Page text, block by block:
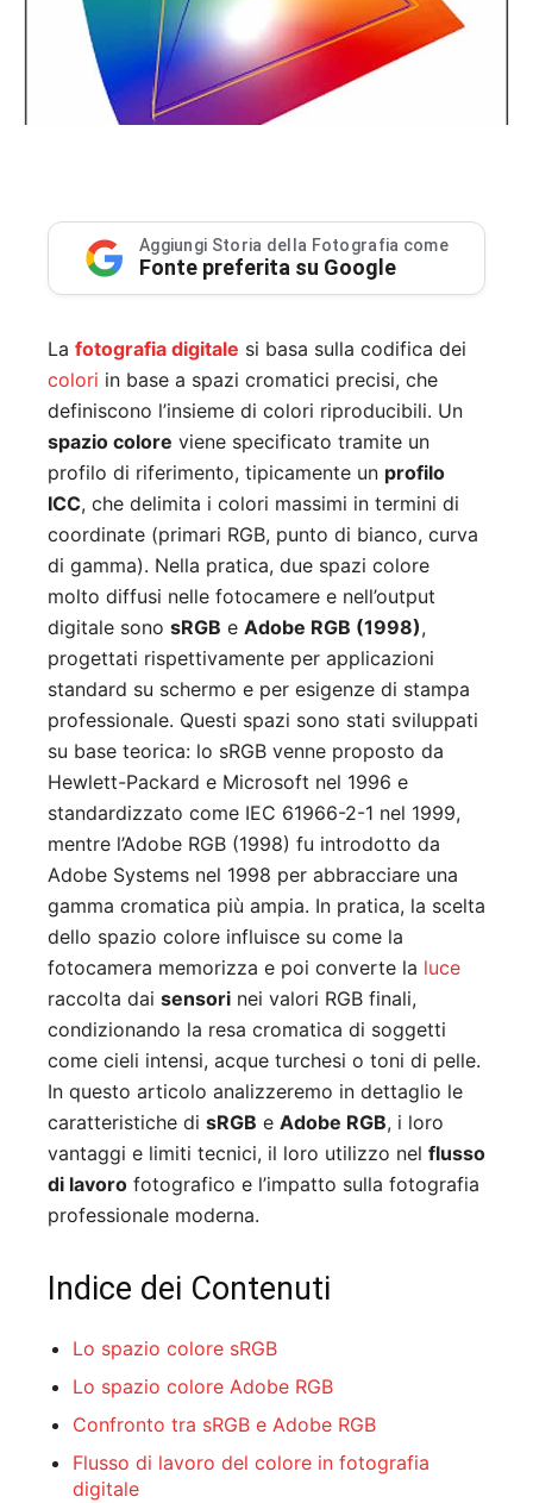
Aggiungi Storia della Fotografia come
Fonte preferita su Google
La fotografia digitale si basa sulla codifica dei
colori in base a spazi cromatici precisi, che
definiscono l’insieme di colori riproducibili. Un
spazio colore viene specificato tramite un
profilo di riferimento, tipicamente un profilo
ICC, che delimita i colori massimi in termini di
coordinate (primari RGB, punto di bianco, curva
di gamma). Nella pratica, due spazi colore
molto diffusi nelle fotocamere e nell’output
digitale sono sRGB e Adobe RGB (1998),
progettati rispettivamente per applicazioni
standard su schermo e per esigenze di stampa
professionale. Questi spazi sono stati sviluppati
su base teorica: lo sRGB venne proposto da
Hewlett-Packard e Microsoft nel 1996 e
standardizzato come IEC 61966-2-1 nel 1999,
mentre l’Adobe RGB (1998) fu introdotto da
Adobe Systems nel 1998 per abbracciare una
gamma cromatica più ampia. In pratica, la scelta
dello spazio colore influisce su come la
fotocamera memorizza e poi converte la luce
raccolta dai sensori nei valori RGB finali,
condizionando la resa cromatica di soggetti
come cieli intensi, acque turchesi o toni di pelle.
In questo articolo analizzeremo in dettaglio le
caratteristiche di sRGB e Adobe RGB, i loro
vantaggi e limiti tecnici, il loro utilizzo nel flusso
di lavoro fotografico e l’impatto sulla fotografia
professionale moderna.
Indice dei Contenuti
Lo spazio colore sRGB
Lo spazio colore Adobe RGB
Confronto tra sRGB e Adobe RGB
Flusso di lavoro del colore in fotografia
digitale